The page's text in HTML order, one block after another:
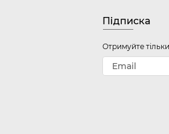
Підписка
Отримуйте тільки